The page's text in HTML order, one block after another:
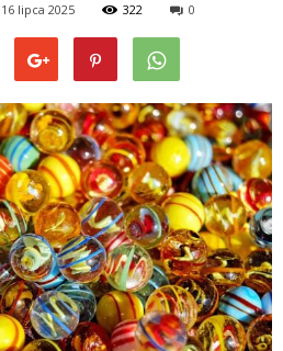
16 lipca 2025 322 0